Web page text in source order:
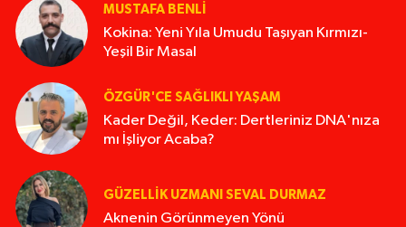
MUSTAFA BENLI
Kokina: Yeni Yıla Umudu Taşıyan Kırmızı-
Yeşil Bir Masal
ÖZGÜR'CE SAĞLIKLI YAŞAM
Kader Değil, Keder: Dertleriniz DNA'nıza
mı İşliyor Acaba?
GÜZELLIK UZMANI SEVAL DURMAZ
Aknenin Görünmeyen Yönü